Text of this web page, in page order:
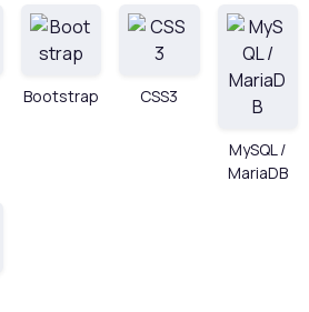
Bootstrap CSS3
MySQL /
MariaDB